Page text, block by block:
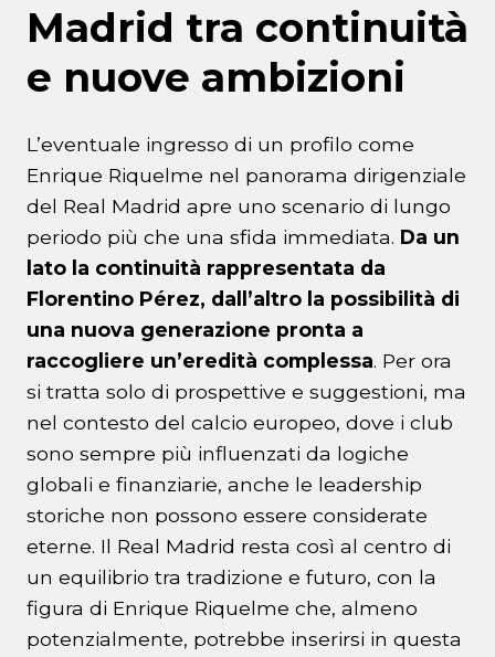
Madrid tra continuità
e nuove ambizioni
L’eventuale ingresso di un profilo come
Enrique Riquelme nel panorama dirigenziale
del Real Madrid apre uno scenario di lungo
periodo più che una sfida immediata. Da un
lato la continuità rappresentata da
Florentino Pérez, dall’altro la possibilità di
una nuova generazione pronta a
raccogliere un’eredità complessa. Per ora
si tratta solo di prospettive e suggestioni, ma
nel contesto del calcio europeo, dove i club
sono sempre più influenzati da logiche
globali e finanziarie, anche le leadership
storiche non possono essere considerate
eterne. Il Real Madrid resta così al centro di
un equilibrio tra tradizione e futuro, con la
figura di Enrique Riquelme che, almeno
potenzialmente, potrebbe inserirsi in questa